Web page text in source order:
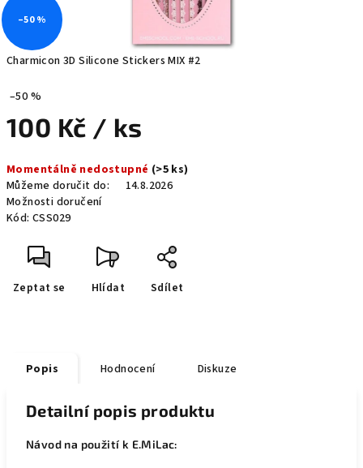
Charmicon 3D Silicone Stickers MIX #2
–50 %
100 Kč / ks
cena:
Momentálně nedostupné (>5 ks)
Můžeme doručit do:
14.8.2026
Možnosti doručení
Kód: CSS029
Zeptat se Hlídat Sdílet
–50 %
Popis Hodnocení Diskuze
Detailní popis produktu
Návod na použití k E.MiLac: